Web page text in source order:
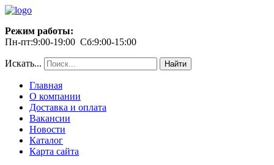
Режим работы:
Пн-пт:9:00-19:00 Сб:9:00-15:00
Искать... Найти
Главная
О компании
Доставка и оплата
Вакансии
Новости
Каталог
Карта сайта